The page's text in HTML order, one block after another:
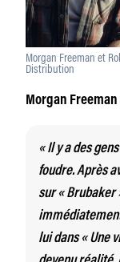
Morgan Freeman et
Distribution
Morgan Freeman
« Il y a des
foudre. Après
sur« Brubaker
lui dans« Une